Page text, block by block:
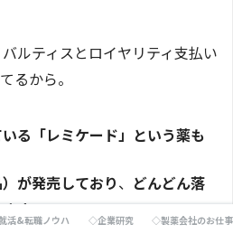
ルティスとロイヤリティ支払い
るから。
る「レミケード」という薬も
が発売しており、 どんどん落
す。
活&転職ノウハウ ◇企業研究 ◇製薬会社のお仕事